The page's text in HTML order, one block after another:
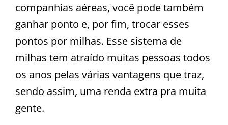
companhias aéreas, você pode também
ganhar ponto e, por fim, trocar esses
pontos por milhas. Esse sistema de
milhas tem atraído muitas pessoas todos
os anos pelas várias vantagens que traz,
sendo assim, uma renda extra pra muita
gente.